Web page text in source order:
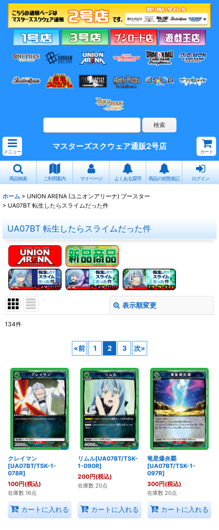
メニュー
マスターズスクウェア通販2号店
カート
商品検索 ご利用案内 マイページ よくある質問 商品の状態表記 ログイン
ホーム > UNION ARENA (ユニオンアリーナ) ブースター
> UA07BT 転生したらスライムだった件
UA07BT 転生したらスライムだった件
表示順変更
並び順:
絞り込む
134件
«前 1 2 3 次»
クレイマン
[UA07BT/TSK-1-
078R]
100円(税込)
在庫数 16点
カートに入れる
リムル[UA07BT/TSK-
1-090R]
200円(税込)
在庫数 20点
カートに入れる
竜星爆炎覇
[UA07BT/TSK-1-
097R]
300円(税込)
在庫数 20点
カートに入れる